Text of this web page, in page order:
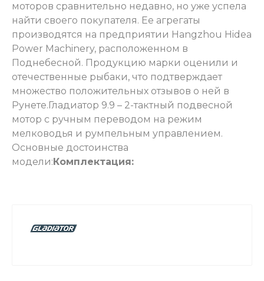
моторов сравнительно недавно, но уже успела
найти своего покупателя. Ее агрегаты
производятся на предприятии Hangzhou Hidea
Power Machinery, расположенном в
Поднебесной. Продукцию марки оценили и
отечественные рыбаки, что подтверждает
множество положительных отзывов о ней в
Рунете.Гладиатор 9.9 – 2-тактный подвесной
мотор с ручным переводом на режим
мелководья и румпельным управлением.
Основные достоинства
модели:Комплектация: